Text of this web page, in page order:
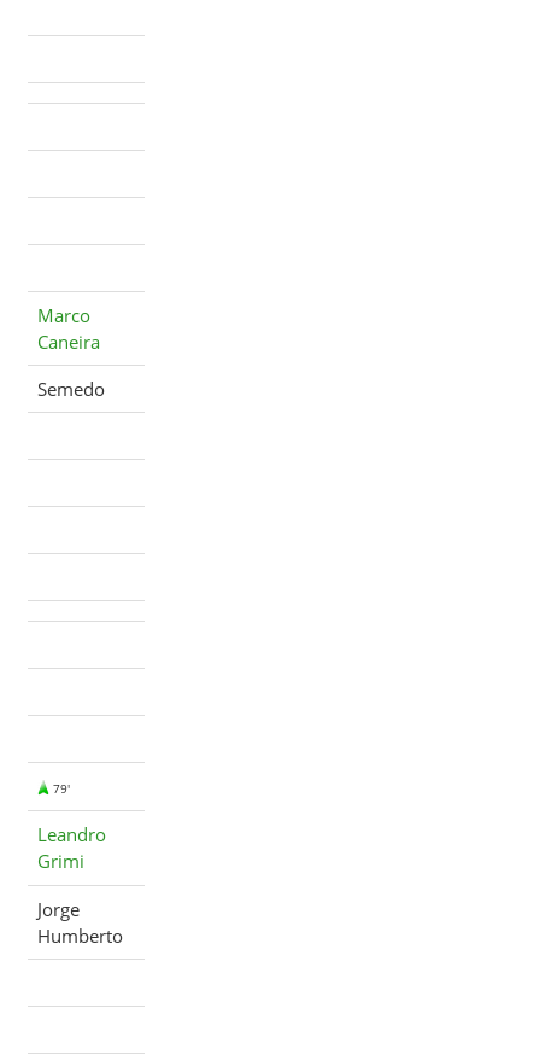
Marco
Caneira
Semedo
79'
Leandro
Grimi
Jorge
Humberto